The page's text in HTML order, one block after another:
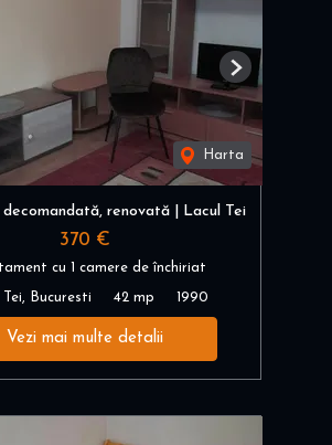
Harta
Next
decomandată, renovată | Lacul Tei
370 €
cu 1 camere de închiriat
Tei, Bucuresti 42 mp 1990
Vezi mai multe detalii